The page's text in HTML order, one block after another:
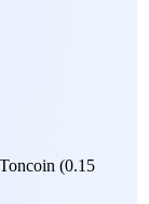
(0.15